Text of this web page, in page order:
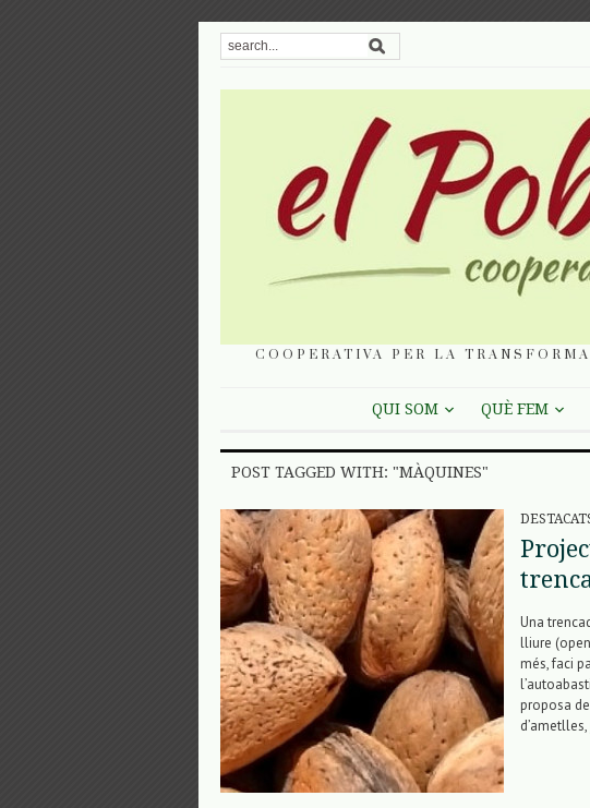
COOPERATIVA PER LA
QUI SOM QUÈ FEM
POST TAGGED WITH: "MÀQUINES"
Una
lliure
més, faci
proposa